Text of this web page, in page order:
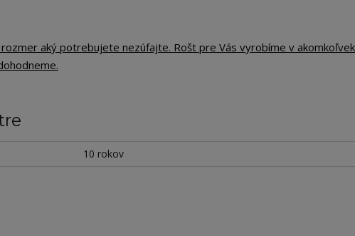
rozmer aký potrebujete nezúfajte. Rošt pre Vás vyrobíme v
10 rokov